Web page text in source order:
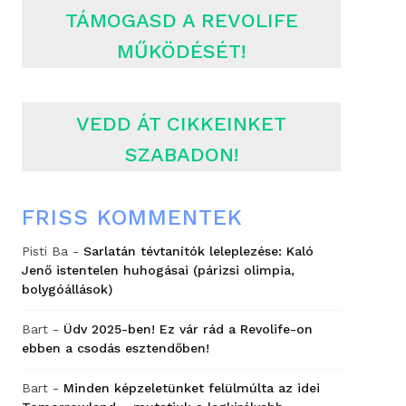
TÁMOGASD A REVOLIFE
MŰKÖDÉSÉT!
VEDD ÁT CIKKEINKET
SZABADON!
FRISS KOMMENTEK
Pisti Ba - Sarlatán tévtanítók leleplezése: Kaló
Jenő istentelen huhogásai (párizsi olimpia,
bolygóállások)
Bart - Üdv 2025-ben! Ez vár rád a Revolife-on
ebben a csodás esztendőben!
Bart - Minden képzeletünket felülmúlta az idei